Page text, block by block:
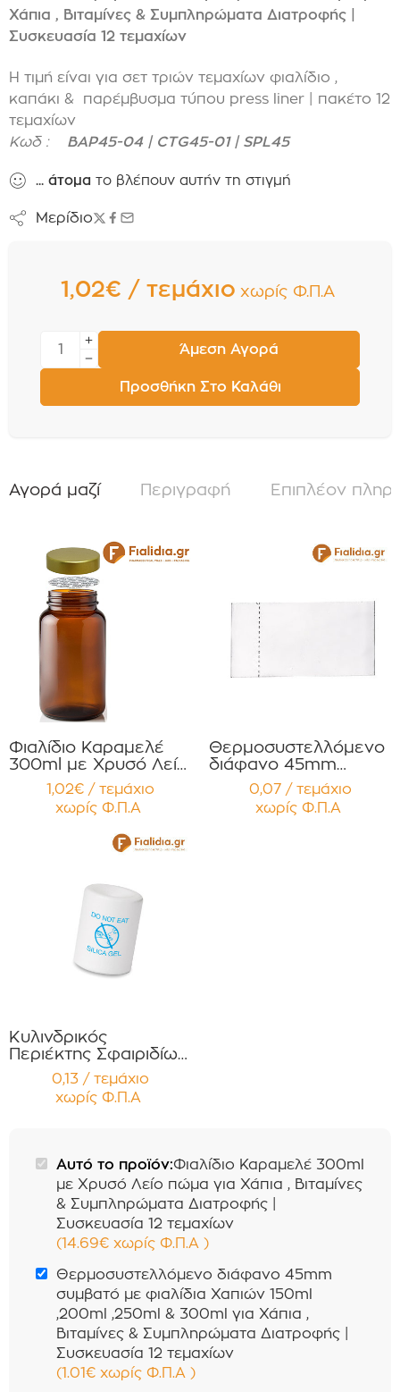
Χάπια , Βιταμίνες & Συμπληρώματα Διατροφής |
Συσκευασία 12 τεμαχίων
Η τιμή είναι για σετ τριών τεμαχίων φιαλίδιο ,
καπάκι & παρέμβυσμα τύπου press liner | πακέτο 12
τεμαχίων
Κωδ :
BAP45-04 | CTG45-01 | SPL45
... άτομα το βλέπουν αυτήν τη στιγμή
Μερίδιο
1,02€ / τεμάχιο χωρίς Φ.Π.Α
Προσθήκη Στο Καλάθι
Άμεση Αγορά
Αγορά μαζί Περιγραφή Επιπλέον
Φιαλίδιο Καραμελέ
300ml με Χρυσό Λείο
πώμα για Χάπια ,
Βιταμίνες
Συμπληρώματα
Συσκευασία 12
1,02€ / τεμάχιο
χωρίς Φ.Π.Α
Θερμοσυστελλόμενο
διάφανο 45mm
συμβατό με φιαλίδια
Χαπιών 150ml ,200ml
,250ml 300ml για
0,07 / τεμάχιο
χωρίς Φ.Π.Α
Κυλινδρικός
Περιέκτης Σφαιριδίων
Σιλικόνης 5gr
απορρόφησης
Υγρασίας , για χρήση
Φιαλίδια Συσκευασία
12 τεμαχίων
0,13 / τεμάχιο
χωρίς Φ.Π.Α
Αυτό το προϊόν:Φιαλίδιο Καραμελέ 300ml
με Χρυσό Λείο πώμα για Χάπια , Βιταμίνες
& Συμπληρώματα Διατροφής |
Συσκευασία 12 τεμαχίων
(14.69€ χωρίς Φ.Π.Α )
Θερμοσυστελλόμενο διάφανο 45mm
συμβατό με φιαλίδια Χαπιών 150ml
,200ml ,250ml & 300ml για Χάπια ,
Βιταμίνες & Συμπληρώματα Διατροφής |
Συσκευασία 12 τεμαχίων
(1.01€ χωρίς Φ.Π.Α )